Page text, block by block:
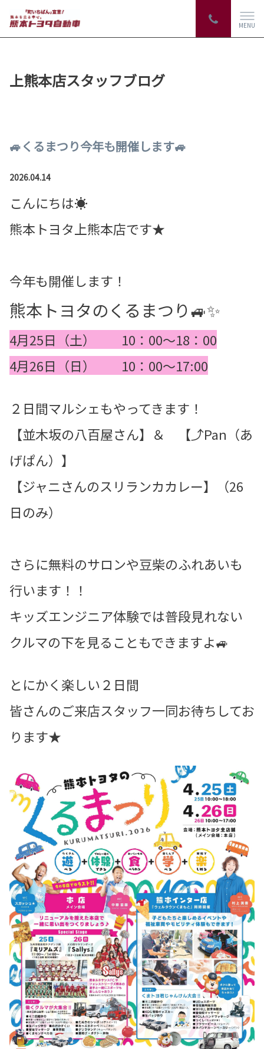
MENU
上熊本店スタッフブログ
🚙くるまつり今年も開催します🚙
2026.04.14
こんにちは☀
熊本トヨタ上熊本店です★
今年も開催します！
熊本トヨタのくるまつり🚙✨
4月25日（土） 10：00～18：00
4月26日（日） 10：00～17:00
２日間マルシェもやってきます！
【並木坂の八百屋さん】＆ 【⤴Pan（あ
げぱん）】
【ジャニさんのスリランカカレー】（26
日のみ）
さらに無料のサロンや豆柴のふれあいも
行います！！
キッズエンジニア体験では普段見れない
クルマの下を見ることもできますよ🚙
とにかく楽しい２日間
皆さんのご来店スタッフ一同お待ちしてお
ります★